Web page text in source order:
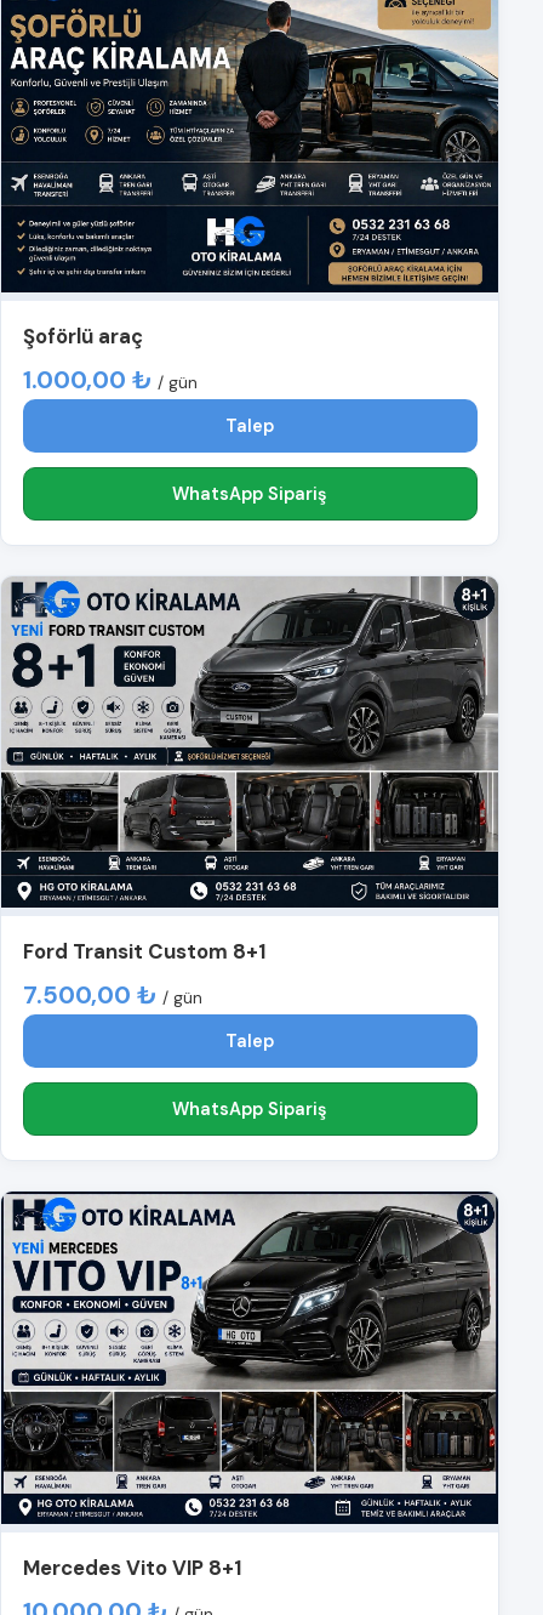
Şoförlü araç
1.000,00 ₺ / gün
Talep
WhatsApp Sipariş
Ford Transit Custom 8+1
7.500,00 ₺ / gün
Talep
WhatsApp Sipariş
Mercedes Vito VIP 8+1